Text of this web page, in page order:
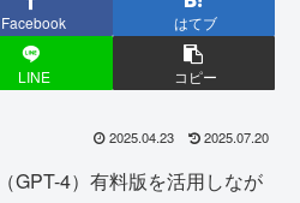
Facebook はてブ
LINE コピー
2025.04.23 2025.07.20
GPT-4）有料版を活用しなが